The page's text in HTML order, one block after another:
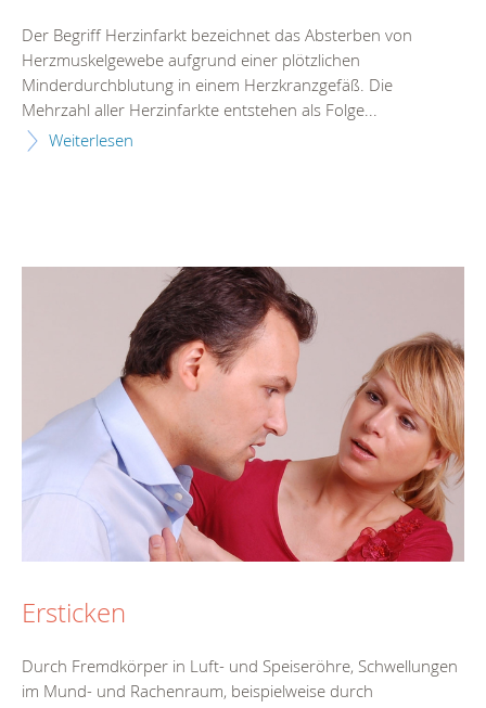
Der Begriff Herzinfarkt bezeichnet das Absterben von
Herzmuskelgewebe aufgrund einer plötzlichen
Minderdurchblutung in einem Herzkranzgefäß. Die
Mehrzahl aller Herzinfarkte entstehen als Folge...
Weiterlesen
Ersticken
Durch Fremdkörper in Luft- und Speiseröhre, Schwellungen
im Mund- und Rachenraum, beispielweise durch